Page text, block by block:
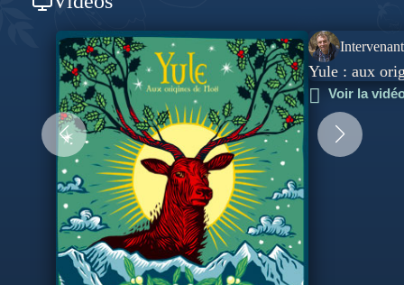
Intervenant
Yule : aux
Voir la